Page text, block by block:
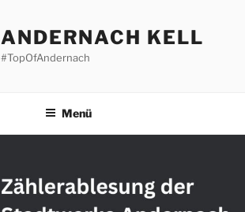
ANDERNACH KELL
#TopOfAndernach
Menü